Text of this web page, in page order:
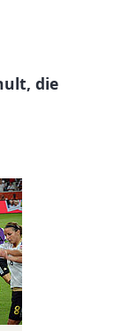
die